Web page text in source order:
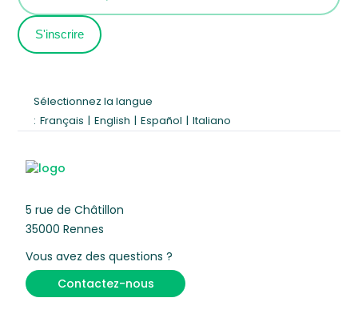
Sélectionnez la langue
: Français | English | Español | Italiano
5 rue de Châtillon
35000 Rennes
Vous avez des questions ?
Contactez-nous